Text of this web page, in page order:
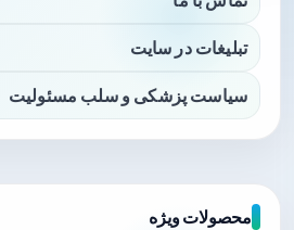
تبلیغات در سایت
سیاست پزشکی و سلب مسئولیت
محصولات ویژه